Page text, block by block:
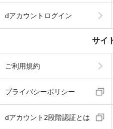
dアカウントログイン
サイ
ご利用規約
プライバシーポリシー
dアカウント2段階認証とは